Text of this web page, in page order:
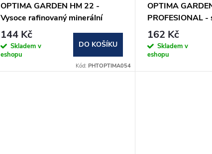
OPTIMA GARDEN HM 22 -
Vysoce rafinovaný minerální
hydraulický olej 1l
144 Kč
Skladem v
eshopu
DO KOŠÍKU
Kód: PHTOPTIMA054
OPTIMA
PROFESIONAL
162 Kč
Skladem v
eshopu